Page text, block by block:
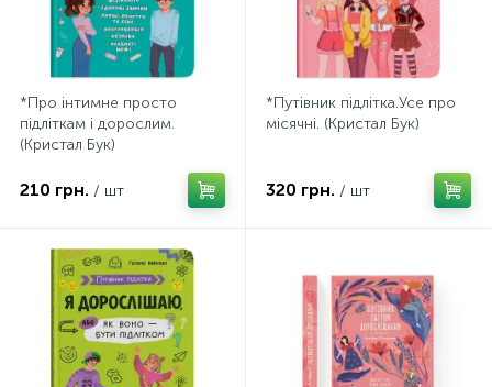
*Про інтимне просто
підліткам і дорослим.
(Кристал Бук)
210 грн. / шт
*Путівник підлітка.Усе про
місячні. (Кристал Бук)
320 грн. / шт